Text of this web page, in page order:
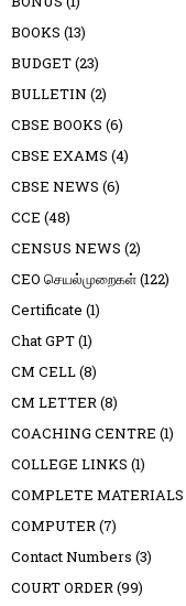
BOOKS (13)
BUDGET(23)
BULLETIN (2)
CBSE BOOKS (6)
CBSE EXAMS (4)
CBSE NEWS (6)
CCE (48)
CENSUS NEWS (2)
CEO செயல்முறைகள்(122)
Certificate (1)
Chat GPT(1)
CM CELL(8)
CM LETTER(8)
COACHING CENTRE (1)
COLLEGE LINKS (1)
COMPLETE MATERIALS
COMPUTER(7)
Contact Numbers (3)
COURT ORDER(99)